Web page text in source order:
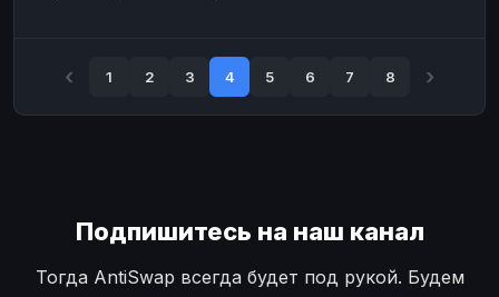
1 2 3 4 5 6 7 8
Подпишитесь на наш канал
Тогда AntiSwap всегда будет под рукой. Будем